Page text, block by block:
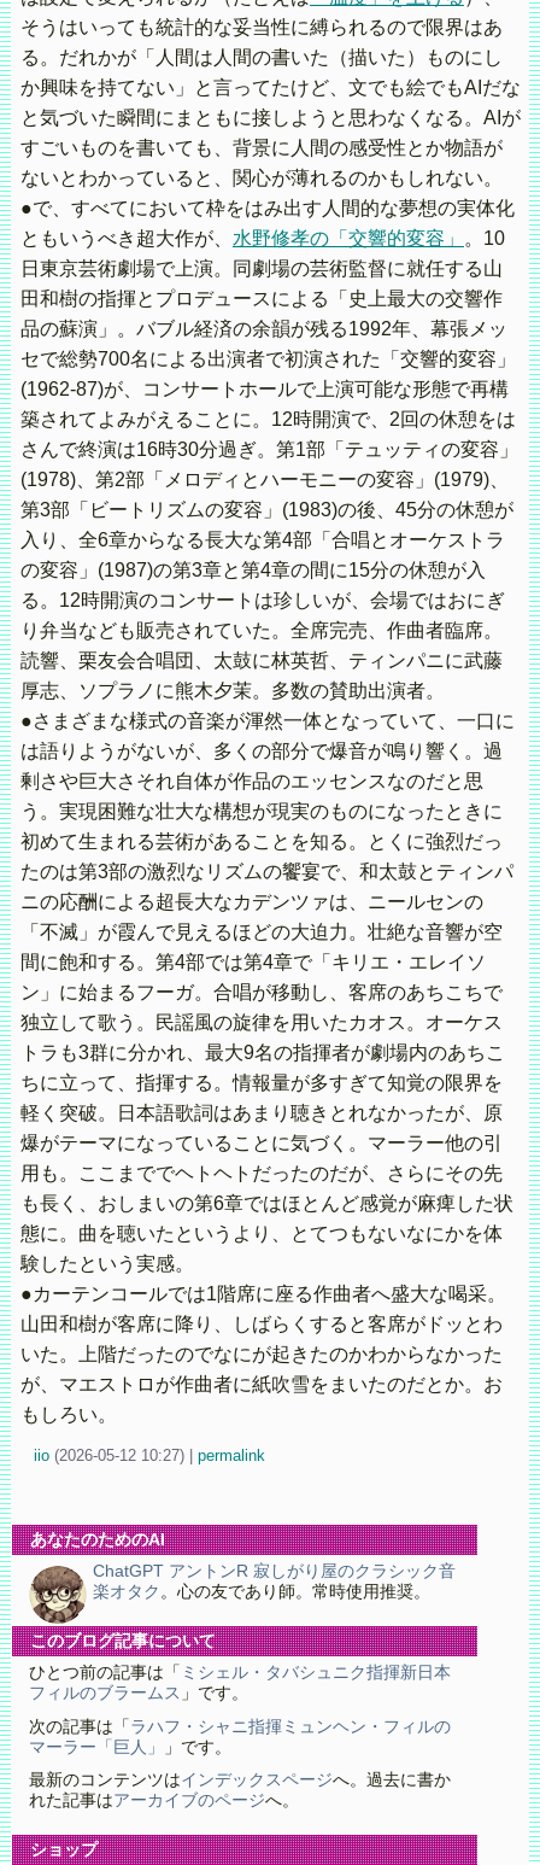
そうはいっても統計的な妥当性に縛られるので限界はあ
る。だれかが「人間は人間の書いた（描いた）ものにし
か興味を持てない」と言ってたけど、文でも絵でもAIだな
と気づいた瞬間にまともに接しようと思わなくなる。AIが
すごいものを書いても、背景に人間の感受性とか物語が
ないとわかっていると、関心が薄れるのかもしれない。
●で、すべてにおいて枠をはみ出す人間的な夢想の実体化
ともいうべき超大作が、 水野修孝の「交響的変容」 。10
日東京芸術劇場で上演。同劇場の芸術監督に就任する山
田和樹の指揮とプロデュースによる「史上最大の交響作
品の蘇演」。バブル経済の余韻が残る1992年、幕張メッ
セで総勢700名による出演者で初演された「交響的変容」
(1962-87)が、コンサートホールで上演可能な形態で再構
築されてよみがえることに。12時開演で、2回の休憩をは
さんで終演は16時30分過ぎ。第1部「テュッティの変容」
(1978)、第2部「メロディとハーモニーの変容」(1979)、
第3部「ビートリズムの変容」(1983)の後、45分の休憩が
入り、全6章からなる長大な第4部「合唱とオーケストラ
の変容」(1987)の第3章と第4章の間に15分の休憩が入
る。12時開演のコンサートは珍しいが、会場ではおにぎ
り弁当なども販売されていた。全席完売、作曲者臨席。
読響、栗友会合唱団、太鼓に林英哲、ティンパニに武藤
厚志、ソプラノに熊木夕茉。多数の賛助出演者。
●さまざまな様式の音楽が渾然一体となっていて、一口に
は語りようがないが、多くの部分で爆音が鳴り響く。過
剰さや巨大さそれ自体が作品のエッセンスなのだと思
う。実現困難な壮大な構想が現実のものになったときに
初めて生まれる芸術があることを知る。とくに強烈だっ
たのは第3部の激烈なリズムの饗宴で、和太鼓とティンパ
ニの応酬による超長大なカデンツァは、ニールセンの
「不滅」が霞んで見えるほどの大迫力。壮絶な音響が空
間に飽和する。第4部では第4章で「キリエ・エレイソ
ン」に始まるフーガ。合唱が移動し、客席のあちこちで
独立して歌う。民謡風の旋律を用いたカオス。オーケス
トラも3群に分かれ、最大9名の指揮者が劇場内のあちこ
ちに立って、指揮する。情報量が多すぎて知覚の限界を
軽く突破。日本語歌詞はあまり聴きとれなかったが、原
爆がテーマになっていることに気づく。マーラー他の引
用も。ここまででヘトヘトだったのだが、さらにその先
も長く、おしまいの第6章ではほとんど感覚が麻痺した状
態に。曲を聴いたというより、とてつもないなにかを体
験したという実感。
●カーテンコールでは1階席に座る作曲者へ盛大な喝采。
山田和樹が客席に降り、しばらくすると客席がドッとわ
いた。上階だったのでなにが起きたのかわからなかった
が、マエストロが作曲者に紙吹雪をまいたのだとか。お
もしろい。
iio (2026-05-12 10:27) permalink
あなたのためのAI
ChatGPT アントンR 寂しがり屋のクラシック音
楽オタク 。心の友であり師。常時使用推奨。
このブログ記事について
ひとつ前の記事は「 ミシェル・タバシュニク指揮新日本
フィルのブラームス 」です。
次の記事は「 ラハフ・シャニ指揮ミュンヘン・フィルの
マーラー「巨人」
」です。
最新のコンテンツはインデックスページへ。過去に書か
れた記事はアーカイブのページへ。
ショップ